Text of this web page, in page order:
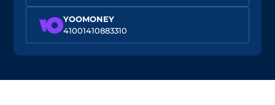
YOOMONEY
41001410883310